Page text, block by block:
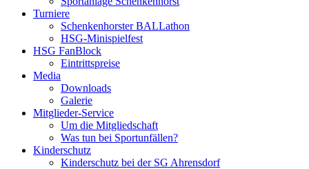
Turniere
Schenkenhorster BALLathon
HSG-Minispielfest
HSG FanBlock
Eintrittspreise
Media
Downloads
Galerie
Mitglieder-Service
Um die Mitgliedschaft
Was tun bei Sportunfällen?
Kinderschutz
Kinderschutz bei der SG Ahrensdorf